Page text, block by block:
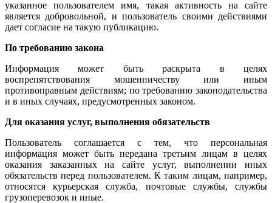
указанное пользователем имя, такая активность на сайте
является добровольной, и пользователь своими действиями
дает согласие на такую публикацию.
По требованию закона
Информация может быть раскрыта в целях
воспрепятствования мошенничеству или иным
противоправным действиям; по требованию законодательства
и в иных случаях, предусмотренных законом.
Для оказания услуг, выполнения обязательств
Пользователь соглашается с тем, что персональная
информация может быть передана третьим лицам в целях
оказания заказанных на сайте услуг, выполнении иных
обязательств перед пользователем. К таким лицам, например,
относятся курьерская служба, почтовые службы, службы
грузоперевозок и иные.